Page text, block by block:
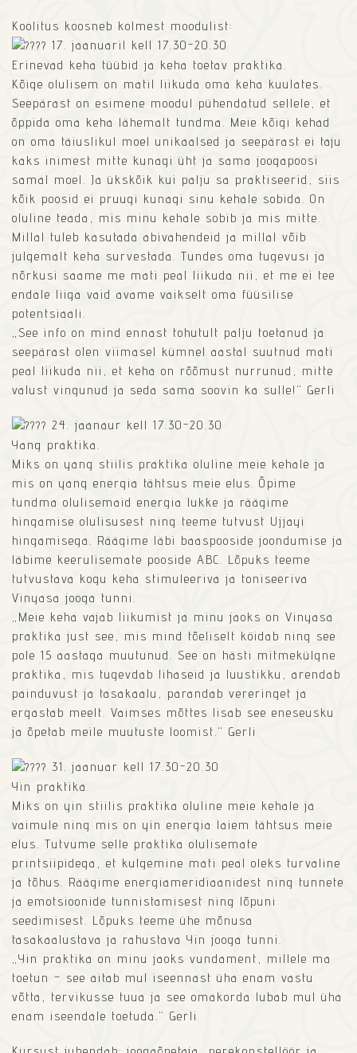
Koolitus koosneb kolmest moodulist:
17. jaanuaril kell 17.30-20.30
Erinevad keha tüübid ja keha toetav praktika.
Kõige olulisem on matil liikuda oma keha kuulates.
Seepärast on esimene moodul pühendatud sellele, et
õppida oma keha lähemalt tundma. Meie kõigi kehad
on oma täiuslikul moel unikaalsed ja seepärast ei taju
kaks inimest mitte kunagi üht ja sama joogapoosi
samal moel. Ja ükskõik kui palju sa praktiseerid, siis
kõik poosid ei pruugi kunagi sinu kehale sobida. On
oluline teada, mis minu kehale sobib ja mis mitte.
Millal tuleb kasutada abivahendeid ja millal võib
julgemalt keha survestada. Tundes oma tugevusi ja
nõrkusi saame me mati peal liikuda nii, et me ei tee
endale liiga vaid avame vaikselt oma füüsilise
potentsiaali.
„See info on mind ennast tohutult palju toetanud ja
seepärast olen viimasel kümnel aastal suutnud mati
peal liikuda nii, et keha on rõõmust nurrunud, mitte
valust vingunud ja seda sama soovin ka sulle!“ Gerli
24. jaanaur kell 17.30-20.30
Yang praktika.
Miks on yang stiilis praktika oluline meie kehale ja
mis on yang energia tähtsus meie elus. Õpime
tundma olulisemaid energia lukke ja räägime
hingamise olulisusest ning teeme tutvust Ujjayi
hingamisega. Räägime läbi baaspooside joondumise ja
läbime keerulisemate pooside ABC. Lõpuks teeme
tutvustava kogu keha stimuleeriva ja toniseeriva
Vinyasa jooga tunni.
„Meie keha vajab liikumist ja minu jaoks on Vinyasa
praktika just see, mis mind tõeliselt köidab ning see
pole 15 aastaga muutunud. See on hästi mitmekülgne
praktika, mis tugevdab lihaseid ja luustikku, arendab
painduvust ja tasakaalu, parandab vereringet ja
ergastab meelt. Vaimses mõttes lisab see eneseusku
ja õpetab meile muutuste loomist.“ Gerli
31. jaanuar kell 17.30-20.30
Yin praktika.
Miks on yin stiilis praktika oluline meie kehale ja
vaimule ning mis on yin energia laiem tähtsus meie
elus. Tutvume selle praktika olulisemate
printsiipidega, et kulgemine mati peal oleks turvaline
ja tõhus. Räägime energiameridiaanidest ning tunnete
ja emotsioonide tunnistamisest ning lõpuni
seedimisest. Lõpuks teeme ühe mõnusa
tasakaalustava ja rahustava Yin jooga tunni.
„Yin praktika on minu jaoks vundament, millele ma
toetun – see aitab mul iseennast üha enam vastu
võtta, tervikusse tuua ja see omakorda lubab mul üha
enam iseendale toetuda.“ Gerli